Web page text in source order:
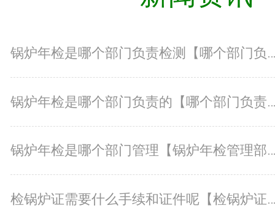
锅炉年检是哪个部门负责检测【哪个部门负责锅炉年检检测？】
锅炉年检是哪个部门负责的【哪个部门负责锅炉年检？】
锅炉年检是哪个部门管理【锅炉年检管理部门是哪个？】
检锅炉证需要什么手续和证件呢【检锅炉证办理手续及所需证件】